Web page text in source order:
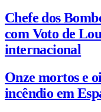
Chefe dos
com Voto de
internacional
Onze mortos e
incêndio em